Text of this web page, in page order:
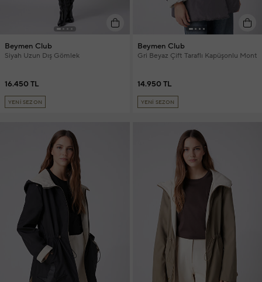
Beymen Club
Siyah Uzun Dış Gömlek
16.450 TL
YENİ SEZON
Beymen Club
Gri Beyaz Çift Taraflı Kapüşonlu Mont
14.950 TL
YENİ SEZON